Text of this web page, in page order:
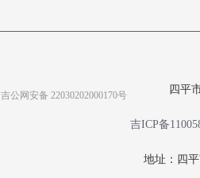
吉公网安备 22030202000170号 四平
吉ICP备
地址：四